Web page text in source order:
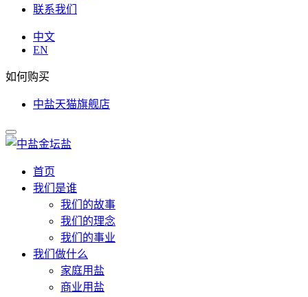
联系我们
中文
EN
如何购买
中盐天猫旗舰店
首页
我们是谁
我们的故事
我们的理念
我们的事业
我们做什么
家庭用盐
商业用盐